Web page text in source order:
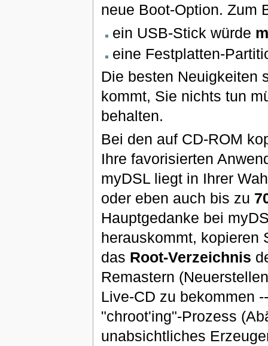
neue Boot-Option. Zum
ein USB-Stick würde
eine Festplatten-
Die besten Neuigkeiten
kommt, Sie nichts tun
behalten.
Bei den auf CD-ROM
Ihre favorisierten
myDSL liegt in Ihrer
oder eben auch bis zu
Hauptgedanke bei
herauskommt, kopieren
das Root-Verzeichnis
Remastern
Live-CD zu bekommen
"chroot'ing"-Prozess
unabsichtliches